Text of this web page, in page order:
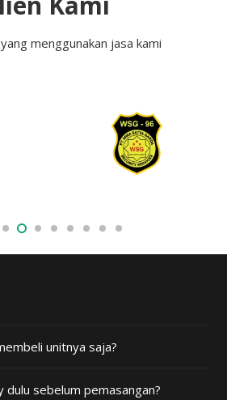
menggunakan jasa kami
unitnya saja?
dulu sebelum pemasangan?